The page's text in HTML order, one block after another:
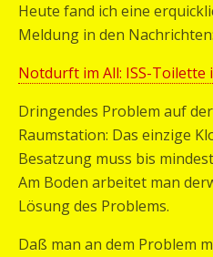
Heute fand ich eine
Meldung in den Nachrichten:
Notdurft im All: ISS-Toilette
Dringendes Problem auf
Raumstation: Das einzige
Besatzung muss bis
Am Boden arbeitet man
Lösung des Problems.
Daß man an dem Problem